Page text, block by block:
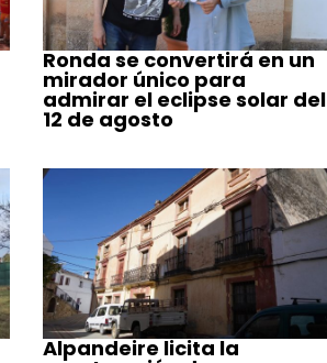
Ronda se convertirá en un
mirador único para
admirar el eclipse solar del
12 de agosto
Alpandeire licita la